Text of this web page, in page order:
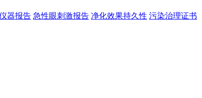
器报告 急性眼刺激报告 净化效果持久性 污染治理证书